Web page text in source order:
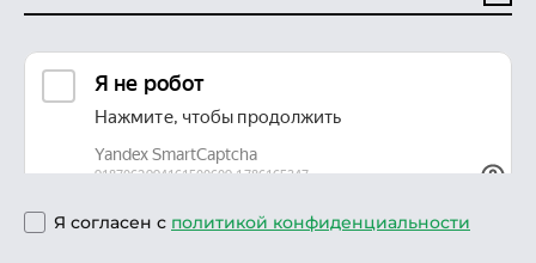
Я согласен с политикой конфиденциальности